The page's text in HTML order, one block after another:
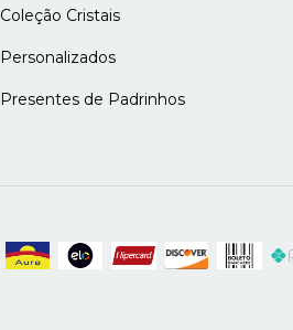
Coleção Cristais
Personalizados
Presentes de Padrinhos